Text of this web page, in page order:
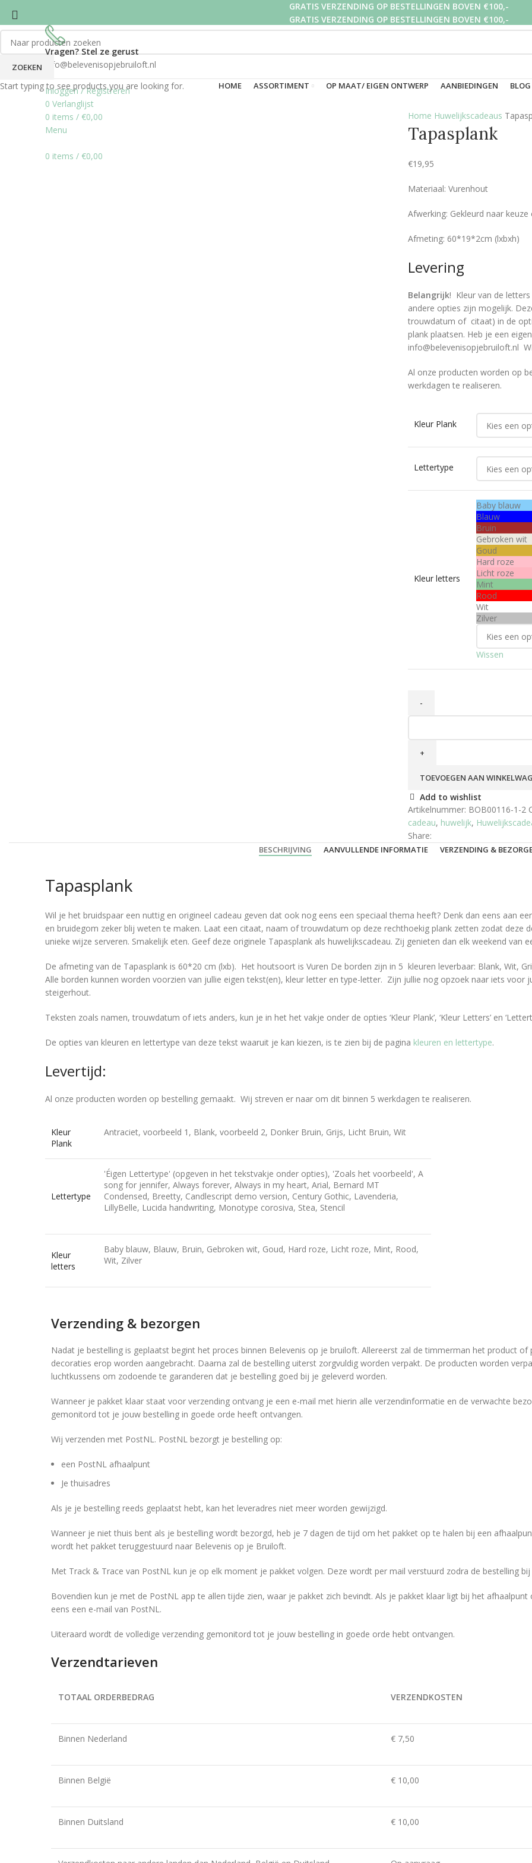
GRATIS VERZENDING OP BESTELLINGEN BOVEN €100,-
GRATIS VERZENDING OP BESTELLINGEN BOVEN €100,-
GRATIS VERZENDING OP BESTELLINGEN BOVEN €100,-
Vragen? Stel ze gerust
info@belevenisopjebruiloft.nl
Inloggen / Registreren
0 Verlanglijst
0 items / €0,00
Menu
0 items / €0,00
HOME ASSORTIMENT OP MAAT/ EIGEN ONTWERP AANBIEDINGEN BLOG
Home Huwelijkscadeaus
Tapasplank
€19,95
Materiaal: Vurenhout
Afwerking: Gekleurd naar
Afmeting: 60*19*2cm (lxbxh)
Levering
Belangrijk! Kleur van de
andere opties zijn mogelijk.
trouwdatum of citaat) in de
plank plaatsen. Heb je een
info@belevenisopjebruiloft.nl
Al onze producten worden op
werkdagen te realiseren.
Kleur Plank
Lettertype
Kleur letters
Baby blauw
Blauw
Bruin
Gebroken wit
Goud
Hard roze
Licht roze
Mint
Rood
Wit
Zilver
Wissen
TOEVOEGEN AAN
Add to wishlist
Artikelnummer: BOB00116-1-2
cadeau, huwelijk,
Share:
BESCHRIJVING AANVULLENDE INFORMATIE VERZENDING &
Tapasplank
Wil je het bruidspaar een nuttig en origineel cadeau geven dat ook nog eens een speciaal thema heeft? Denk dan eens aan
en bruidegom zeker blij weten te maken. Laat een citaat, naam of trouwdatum op deze rechthoekig plank zetten zodat deze
unieke wijze serveren. Smakelijk eten. Geef deze originele Tapasplank als huwelijkscadeau. Zij genieten dan elk weekend van
De afmeting van de Tapasplank is 60*20 cm (lxb). Het houtsoort is Vuren De borden zijn in 5 kleuren leverbaar: Blank, Wit,
Alle borden kunnen worden voorzien van jullie eigen tekst(en), kleur letter en type-letter. Zijn jullie nog opzoek naar iets voor
steigerhout.
Teksten zoals namen, trouwdatum of iets anders, kun je in het het vakje onder de opties ‘Kleur Plank’, ‘Kleur Letters’ en
De opties van kleuren en lettertype van deze tekst waaruit je kan kiezen, is te zien bij de pagina kleuren en lettertype.
Levertijd:
Al onze producten worden op bestelling gemaakt. Wij streven er naar om dit binnen 5 werkdagen te realiseren.
Kleur
Plank
Antraciet, voorbeeld 1, Blank, voorbeeld 2, Donker Bruin, Grijs, Licht Bruin, Wit
Lettertype
'Éigen Lettertype' (opgeven in het tekstvakje onder opties), 'Zoals het voorbeeld', A
song for jennifer, Always forever, Always in my heart, Arial, Bernard MT
Condensed, Breetty, Candlescript demo version, Century Gothic, Lavenderia,
LillyBelle, Lucida handwriting, Monotype corosiva, Stea, Stencil
Kleur
letters
Baby blauw, Blauw, Bruin, Gebroken wit, Goud, Hard roze, Licht roze, Mint, Rood,
Wit, Zilver
Verzending & bezorgen
Nadat je bestelling is geplaatst begint het proces binnen Belevenis op je bruiloft. Allereerst zal de timmerman het product of
decoraties erop worden aangebracht. Daarna zal de bestelling uiterst zorgvuldig worden verpakt. De producten worden
luchtkussens om zodoende te garanderen dat je bestelling goed bij je geleverd worden.
Wanneer je pakket klaar staat voor verzending ontvang je een e-mail met hierin alle verzendinformatie en de verwachte
gemonitord tot je jouw bestelling in goede orde heeft ontvangen.
Wij verzenden met PostNL. PostNL bezorgt je bestelling op:
een PostNL afhaalpunt
Je thuisadres
Als je je bestelling reeds geplaatst hebt, kan het leveradres niet meer worden gewijzigd.
Wanneer je niet thuis bent als je bestelling wordt bezorgd, heb je 7 dagen de tijd om het pakket op te halen bij een
wordt het pakket teruggestuurd naar Belevenis op je Bruiloft.
Met Track & Trace van PostNL kun je op elk moment je pakket volgen. Deze wordt per mail verstuurd zodra de bestelling
Bovendien kun je met de PostNL app te allen tijde zien, waar je pakket zich bevindt. Als je pakket klaar ligt bij het
eens een e-mail van PostNL.
Uiteraard wordt de volledige verzending gemonitord tot je jouw bestelling in goede orde hebt ontvangen.
Verzendtarieven
TOTAAL ORDERBEDRAG VERZENDKOSTEN
Binnen Nederland € 7,50
Binnen België € 10,00
Binnen Duitsland € 10,00
ZOEKEN
Start typing to see products you are looking for.